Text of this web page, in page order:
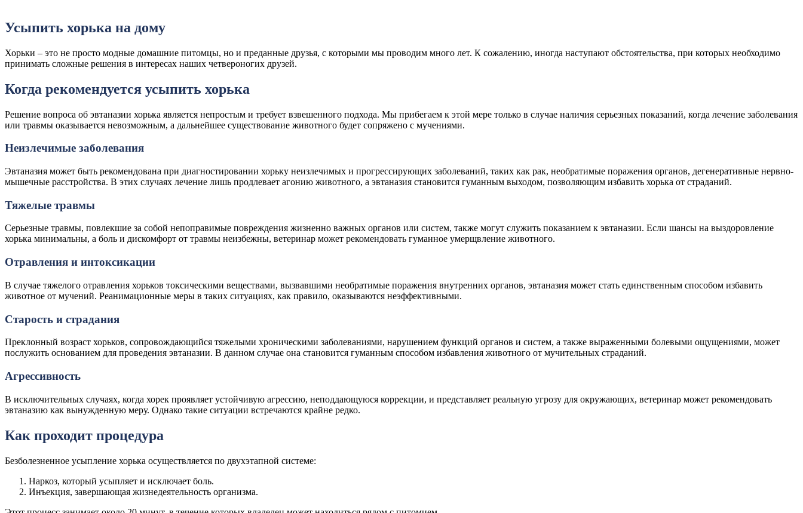
Усыпить хорька на дому
Хорьки – это не просто модные домашние питомцы, но и преданные друзья, с которыми мы проводим много лет. К сожалению, иногда наступают обстоятельства, при которых необходимо
принимать сложные решения в интересах наших четвероногих друзей.
Когда рекомендуется усыпить хорька
Решение вопроса об эвтаназии хорька является непростым и требует взвешенного подхода. Мы прибегаем к этой мере только в случае наличия серьезных показаний, когда лечение заболевания
или травмы оказывается невозможным, а дальнейшее существование животного будет сопряжено с мучениями.
Неизлечимые заболевания
Эвтаназия может быть рекомендована при диагностировании хорьку неизлечимых и прогрессирующих заболеваний, таких как рак, необратимые поражения органов, дегенеративные нервно-
мышечные расстройства. В этих случаях лечение лишь продлевает агонию животного, а эвтаназия становится гуманным выходом, позволяющим избавить хорька от страданий.
Тяжелые травмы
Серьезные травмы, повлекшие за собой непоправимые повреждения жизненно важных органов или систем, также могут служить показанием к эвтаназии. Если шансы на выздоровление
хорька минимальны, а боль и дискомфорт от травмы неизбежны, ветеринар может рекомендовать гуманное умерщвление животного.
Отравления и интоксикации
В случае тяжелого отравления хорьков токсическими веществами, вызвавшими необратимые поражения внутренних органов, эвтаназия может стать единственным способом избавить
животное от мучений. Реанимационные меры в таких ситуациях, как правило, оказываются неэффективными.
Старость и страдания
Преклонный возраст хорьков, сопровождающийся тяжелыми хроническими заболеваниями, нарушением функций органов и систем, а также выраженными болевыми ощущениями, может
послужить основанием для проведения эвтаназии. В данном случае она становится гуманным способом избавления животного от мучительных страданий.
Агрессивность
В исключительных случаях, когда хорек проявляет устойчивую агрессию, неподдающуюся коррекции, и представляет реальную угрозу для окружающих, ветеринар может рекомендовать
эвтаназию как вынужденную меру. Однако такие ситуации встречаются крайне редко.
Как проходит процедура
Безболезненное усыпление хорька осуществляется по двухэтапной системе:
Наркоз, который усыпляет и исключает боль.
Инъекция, завершающая жизнедеятельность организма.